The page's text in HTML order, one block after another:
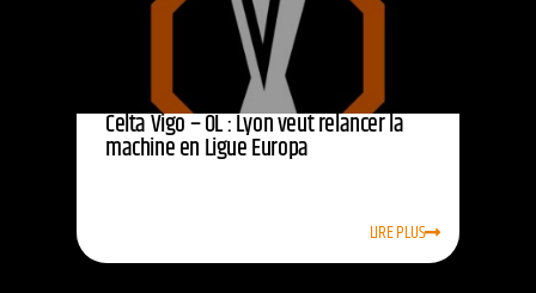
Celta Vigo – OL : Lyon veut relancer la
machine en Ligue Europa
LIRE PLUS